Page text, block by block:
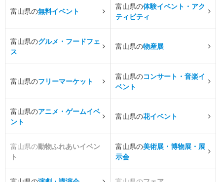
富山県の無料イベント
富山県の体験イベント・アク
ティビティ
富山県のグルメ・フードフェ
ス
富山県の物産展
富山県のフリーマーケット
富山県のコンサート・音楽イ
ベント
富山県のアニメ・ゲームイベ
ント
富山県の花イベント
富山県の動物ふれあいイベン
ト
富山県の美術展・博物展・展
示会